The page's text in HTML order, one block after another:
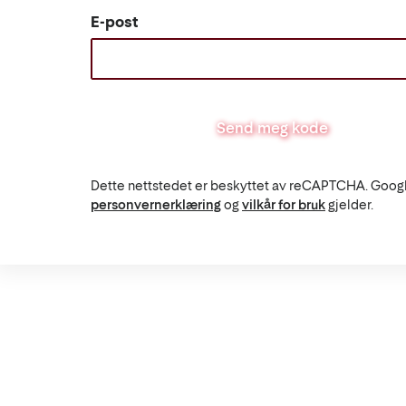
E-post
Send meg kode
Dette nettstedet er beskyttet av reCAPTCHA.
personvernerklæringogvilkår for brukgjelder.